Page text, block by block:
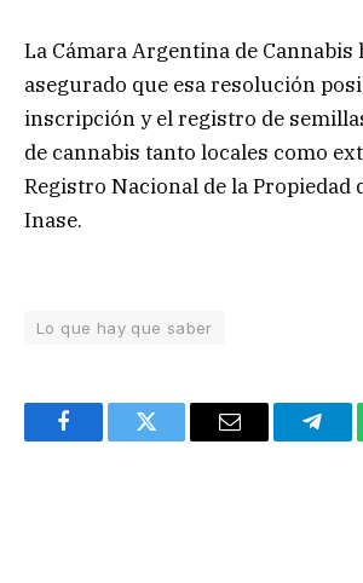
La Cámara Argentina de Cannabis
asegurado que esa resolución
inscripción y el registro de
de cannabis tanto locales como
Registro Nacional de la Propiedad
Inase.
Lo que hay que saber
FacebookTwitter Email